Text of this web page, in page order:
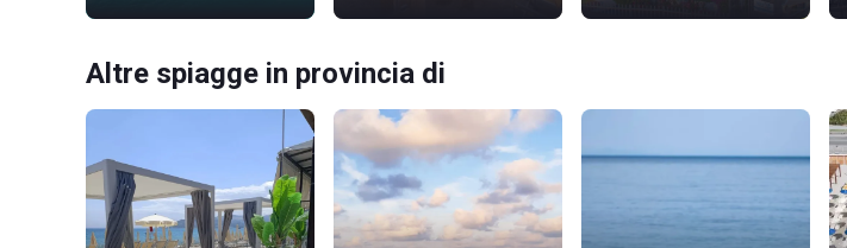
Altre spiagge in provincia di